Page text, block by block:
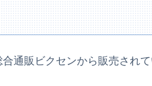
通販ビクセンから販売され